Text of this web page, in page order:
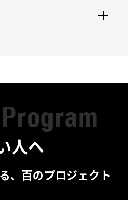
人へ
、百のプロジェクト